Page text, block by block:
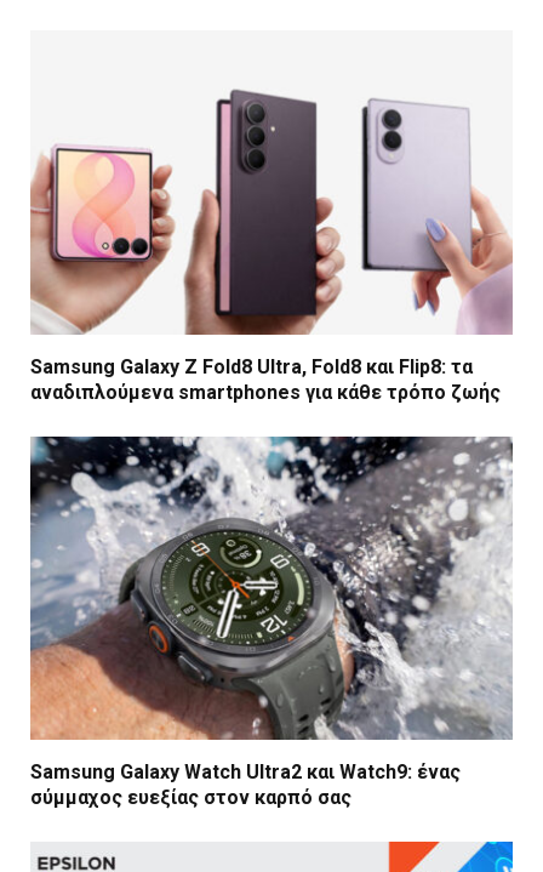
Samsung Galaxy Z Fold8 Ultra, Fold8 και Flip8: τα
αναδιπλούμενα smartphones για κάθε τρόπο ζωής
Samsung Galaxy Watch Ultra2 και Watch9: ένας
σύμμαχος ευεξίας στον καρπό σας